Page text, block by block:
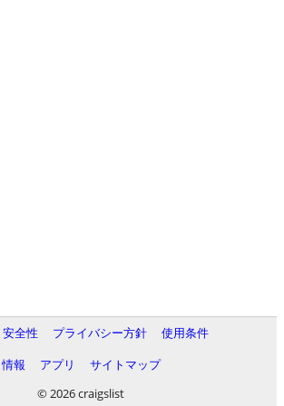
安全性 プライバシー方針
使用条件
情報
アプリ
サイトマップ
© 2026 craigslist